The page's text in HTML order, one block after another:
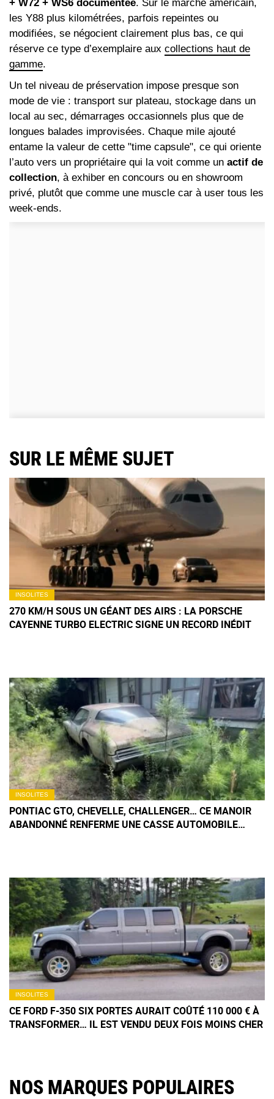
+ W72 + WS6 documentée. Sur le marché américain,
les Y88 plus kilométrées, parfois repeintes ou
modifiées, se négocient clairement plus bas, ce qui
réserve ce type d’exemplaire aux collections haut de
gamme.
Un tel niveau de préservation impose presque son
mode de vie : transport sur plateau, stockage dans un
local au sec, démarrages occasionnels plus que de
longues balades improvisées. Chaque mile ajouté
entame la valeur de cette "time capsule", ce qui oriente
l’auto vers un propriétaire qui la voit comme un actif de
collection, à exhiber en concours ou en showroom
privé, plutôt que comme une muscle car à user tous les
week-ends.
SUR LE MÊME SUJET
INSOLITES
270 KM/H SOUS UN GÉANT DES AIRS : LA PORSCHE
CAYENNE TURBO ELECTRIC SIGNE UN RECORD INÉDIT
INSOLITES
PONTIAC GTO, CHEVELLE, CHALLENGER… CE MANOIR
ABANDONNÉ RENFERME UNE CASSE AUTOMOBILE
INSOLITES
CE FORD F-350 SIX PORTES AURAIT COÛTÉ 110 000 € À
TRANSFORMER… IL EST VENDU DEUX FOIS MOINS CHER
NOS MARQUES POPULAIRES